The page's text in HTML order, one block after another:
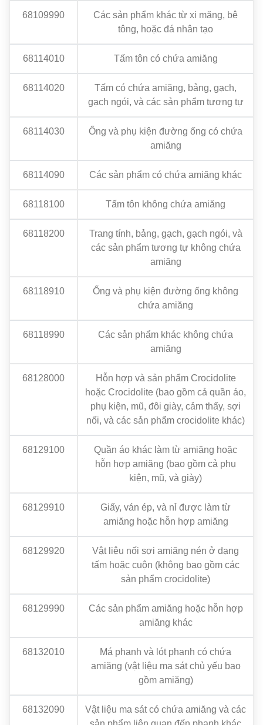
68109990
Các sản phẩm khác từ xi măng, bê
tông, hoặc đá nhân tạo
68114010 Tấm tôn có chứa amiăng
68114020
Tấm có chứa amiăng, bảng, gạch,
gạch ngói, và các sản phẩm tương tự
68114030
Ống và phụ kiện đường ống có chứa
amiăng
68114090 Các sản phẩm có chứa amiăng khác
68118100 Tấm tôn không chứa amiăng
68118200
Trang tính, bảng, gạch, gạch ngói, và
các sản phẩm tương tự không chứa
amiăng
68118910
Ống và phụ kiện đường ống không
chứa amiăng
68118990
Các sản phẩm khác không chứa
amiăng
68128000
Hỗn hợp và sản phẩm Crocidolite
hoặc Crocidolite (bao gồm cả quần áo,
phụ kiện, mũ, đôi giày, cảm thấy, sợi
nối, và các sản phẩm crocidolite khác)
68129100
Quần áo khác làm từ amiăng hoặc
hỗn hợp amiăng (bao gồm cả phụ
kiện, mũ, và giày)
68129910
Giấy, ván ép, và nỉ được làm từ
amiăng hoặc hỗn hợp amiăng
68129920
Vật liệu nối sợi amiăng nén ở dạng
tấm hoặc cuộn (không bao gồm các
sản phẩm crocidolite)
68129990
Các sản phẩm amiăng hoặc hỗn hợp
amiăng khác
68132010
Má phanh và lót phanh có chứa
amiăng (vật liệu ma sát chủ yếu bao
gồm amiăng)
68132090
Vật liệu ma sát có chứa amiăng và các